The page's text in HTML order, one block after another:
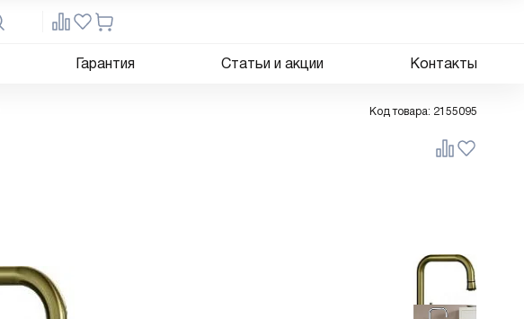
Гарантия Статьи и акции Контакты
Код товара: 2155095